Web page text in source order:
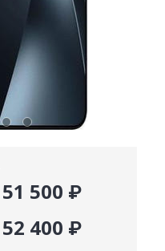
51 500 ₽
52 400 ₽